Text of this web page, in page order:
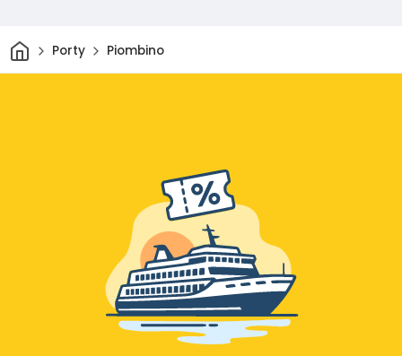
Domov
Porty Piombino